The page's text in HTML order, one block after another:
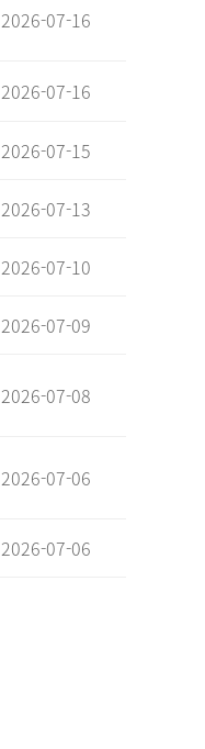
2026-07-16
2026-07-16
2026-07-15
2026-07-13
2026-07-10
2026-07-09
2026-07-08
2026-07-06
2026-07-06